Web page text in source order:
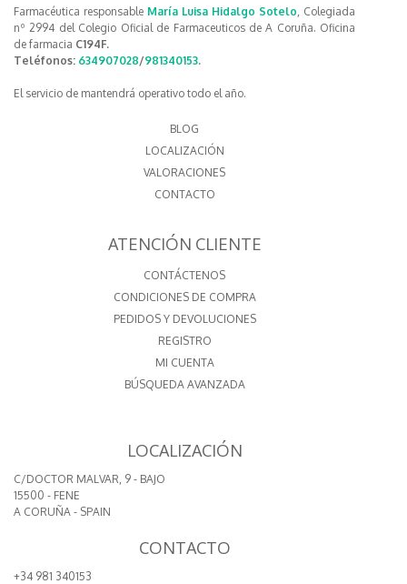
Farmacéutica responsable María Luisa Hidalgo Sotelo, Colegiada
nº 2994 del Colegio Oficial de Farmaceuticos de A Coruña. Oficina
de farmacia C194F.
Teléfonos: 634907028/981340153.
El servicio de mantendrá operativo todo el año.
BLOG
LOCALIZACIÓN
VALORACIONES
CONTACTO
ATENCIÓN CLIENTE
CONTÁCTENOS
CONDICIONES DE COMPRA
PEDIDOS Y DEVOLUCIONES
REGISTRO
MI CUENTA
BÚSQUEDA AVANZADA
LOCALIZACIÓN
C/DOCTOR MALVAR, 9 - BAJO
15500 - FENE
A CORUÑA - SPAIN
CONTACTO
+34 981 340153